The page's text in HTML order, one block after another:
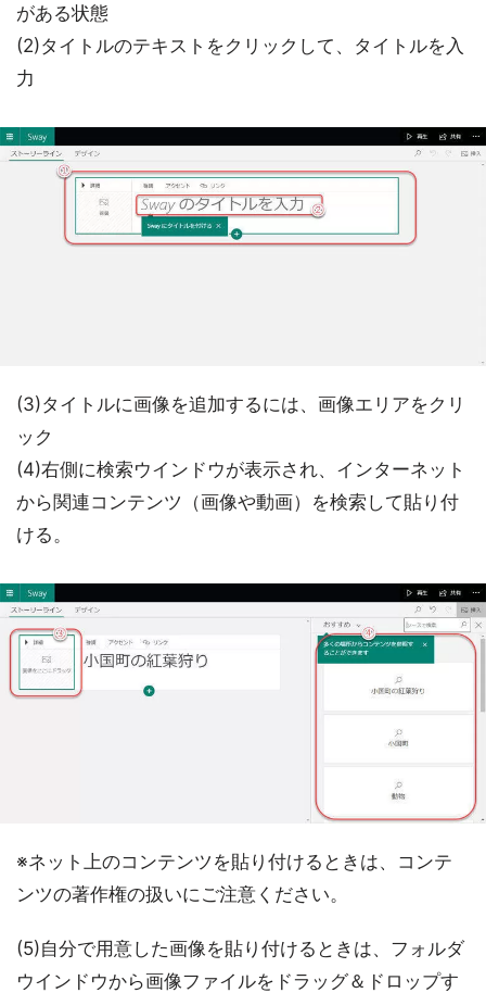
がある状態
(2)タイトルのテキストをクリックして、タイトルを入
力
(3)タイトルに画像を追加するには、画像エリアをクリ
ック
(4)右側に検索ウインドウが表示され、インターネット
から関連コンテンツ（画像や動画）を検索して貼り付
ける。
※ネット上のコンテンツを貼り付けるときは、コンテ
ンツの著作権の扱いにご注意ください。
(5)自分で用意した画像を貼り付けるときは、フォルダ
ウインドウから画像ファイルをドラッグ＆ドロップす